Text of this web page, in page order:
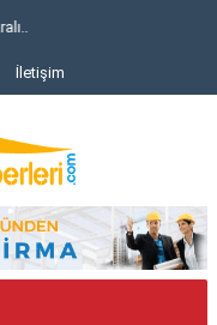
İletişim